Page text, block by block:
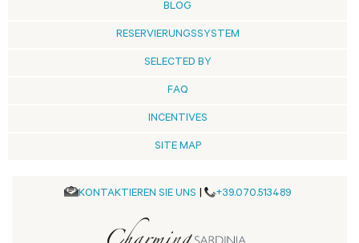
BLOG
RESERVIERUNGSSYSTEM
SELECTED BY
FAQ
INCENTIVES
SITE MAP
KONTAKTIEREN SIE UNS | +39.070.513489